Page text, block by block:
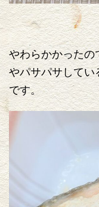
やわらかかったの
やパサパサしてい
です。